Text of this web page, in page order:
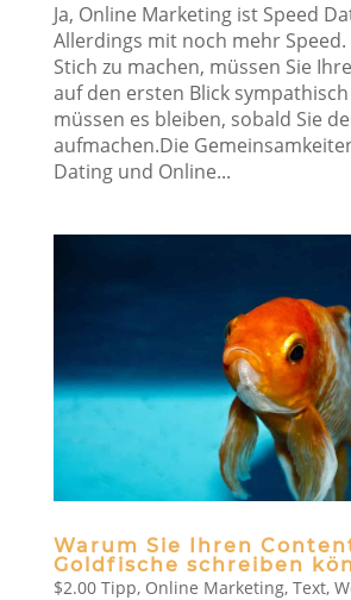
Ja, Online Marketing ist Speed
Allerdings mit noch mehr
Stich zu machen, müssen Sie
auf den ersten Blick
müssen es bleiben, sobald Sie
aufmachen.Die
Dating und Online...
Warum Sie Ihren
Goldfische schreiben
$2.00 Tipp, Online Marketing, Text,